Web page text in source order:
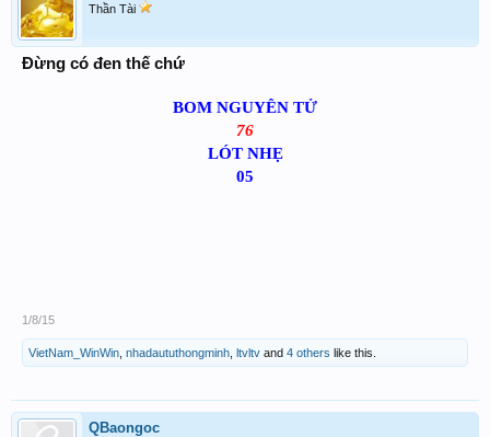
Thần Tài
Đừng có đen thế chứ
BOM NGUYÊN TỬ
76
LÓT NHẸ
05​
1/8/15
VietNam_WinWin nhadaututhongminh ltvltv and 4 others like this.
QBaongoc